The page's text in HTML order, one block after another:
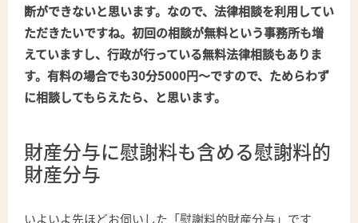
断ができないと思います。なので、法律相談を利用してい
ただきたいですね。初回の相談が無料という事務所も増
えていますし、行政が行っている無料法律相談もありま
す。有料の場合でも30分5000円～ですので、ためらわず
に相談してもらえたら、と思います。
財産分与に慰謝料も含める慰謝料的
財産分与
いよいよ先ほどお伺いした「慰謝料的財産分与」です